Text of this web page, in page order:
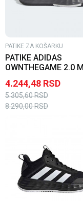
PATIKE ZA KOŠARKU
PATIKE ADIDAS
OWNTHEGAME 2.0 M
4.244,48 RSD
5.305,60RSD
8.290,00RSD